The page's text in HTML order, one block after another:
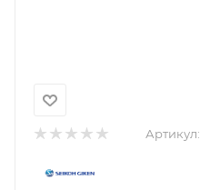
Артикул: